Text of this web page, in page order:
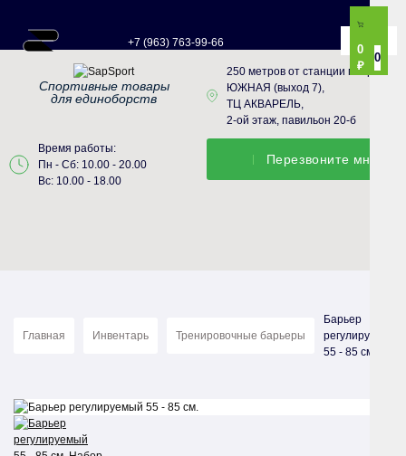
+7 (963) 763-99-66
0
₽
0
Спортивные товары
для единоборств
250 метров от станции метро
ЮЖНАЯ (выход 7),
ТЦ АКВАРЕЛЬ,
2-ой этаж, павильон 20-б
Время работы:
Пн - Сб: 10.00 - 20.00
Вс: 10.00 - 18.00
Перезвонитe мне
Главная Инвентарь Тренировочные барьеры
Барьер
регулируемый
55 - 85 см.